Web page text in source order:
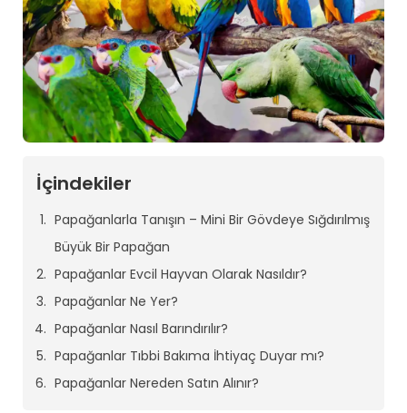
İçindekiler
Papağanlarla Tanışın – Mini Bir Gövdeye Sığdırılmış
Büyük Bir Papağan
Papağanlar Evcil Hayvan Olarak Nasıldır?
Papağanlar Ne Yer?
Papağanlar Nasıl Barındırılır?
Papağanlar Tıbbi Bakıma İhtiyaç Duyar mı?
Papağanlar Nereden Satın Alınır?